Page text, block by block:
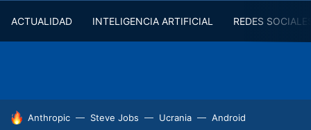
ACTUALIDAD INTELIGENCIA ARTIFICIAL REDES
HOY SE HABLA DE
Anthropic Steve Jobs Ucrania Android